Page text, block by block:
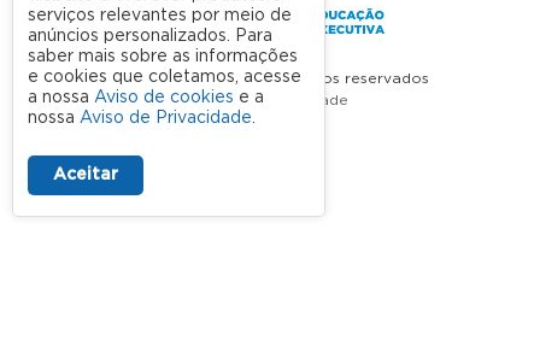
FGV 2023 © Todos os direitos reservados
Aviso de Privacidade
Termos de uso
serviços relevantes por meio de
anúncios personalizados. Para
saber mais sobre as informações
e cookies que coletamos, acesse
a nossa Aviso de cookies e a
nossa Aviso de Privacidade.
Aceitar